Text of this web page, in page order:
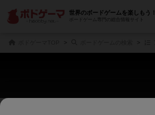
世界のボードゲームを楽しもう！
ボードゲーム専門の総合情報サイト